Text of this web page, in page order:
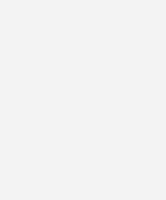
Freiflächenanlagen sind
Finanzierungskosten niedrig
re derzeit in
Hamburger
Projektierer über eine
einen Solarpark in
Die jährlich produzierten 1,3
die Investoren gemäß ihrer
über die große Entfernung